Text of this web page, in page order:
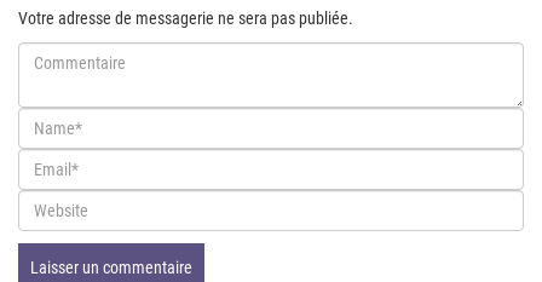
Votre adresse de messagerie ne sera pas publiée.